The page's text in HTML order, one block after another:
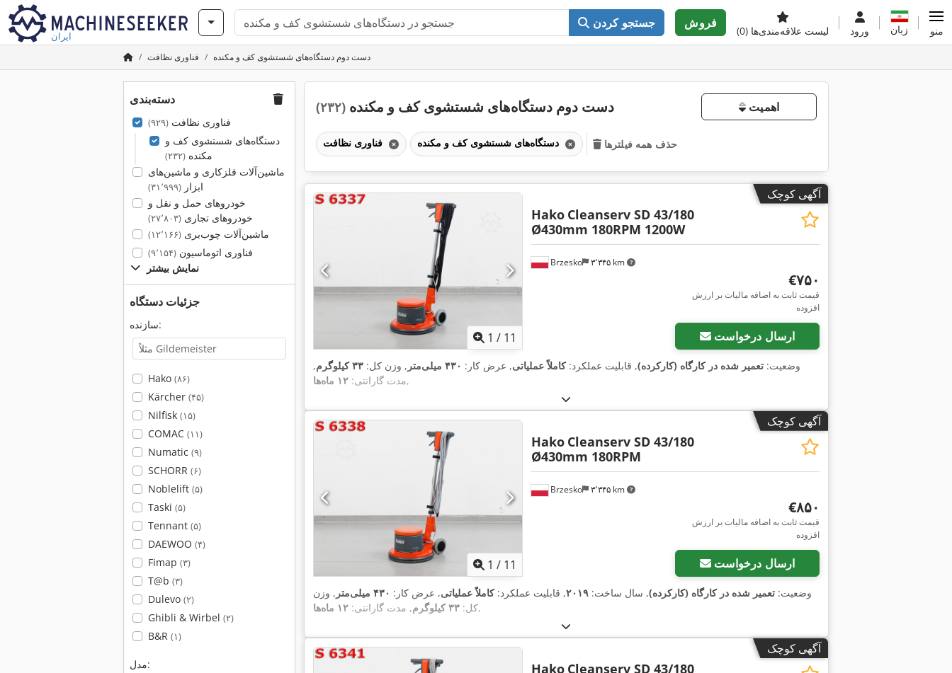
ایران
جستجو کردن فروش
لیست علاقه‌مندی‌ها (0) ورود زبان منو
فناوری نظافت دست دوم دستگاه‌های شستشوی کف و مکنده
دسته‌بندی
فناوری نظافت(۹۲۹)
دستگاه‌های شستشوی کف و
مکنده(۲۳۲)
ماشین‌آلات فلزکاری و ماشین‌های
ابزار(۳۱٬۹۹۹)
خودروهای حمل و نقل و
خودروهای تجاری(۲۷٬۸۰۳)
ماشین‌آلات چوب‌بری(۱۲٬۱۶۶)
فناوری اتوماسیون(۹٬۱۵۴)
نمایش بیشتر
جزئیات دستگاه
سازنده:
Hako (۸۶)
Kärcher (۴۵)
Nilfisk (۱۵)
COMAC (۱۱)
Numatic (۹)
SCHORR (۶)
Noblelift (۵)
Taski (۵)
Tennant (۵)
DAEWOO (۴)
Fimap (۳)
T@b (۳)
Dulevo (۲)
Ghibli & Wirbel (۲)
B&R (۱)
مدل:
دست دوم دستگاه‌های شستشوی کف و مکنده (۲۳۲) اهمیت
فناوری نظافت دستگاه‌های شستشوی کف و مکنده حذف همه فیلترها
آگهی کوچک
1 / 11
Brzesko ۳٬۳۴۵ km
Hako Cleanserv SD 43/180
Ø430mm 180RPM 1200W
‎€۷۵۰
قیمت ثابت به اضافه مالیات بر ارزش
افزوده
ارسال درخواست
وضعیت: تعمیر شده در کارگاه (کارکرده), قابلیت عملکرد:کاملاً عملیاتی, عرض کار: ۴۳۰ میلی‌متر , وزن کل: ۳۳ کیلوگرم
,
مدت گارانتی: ۱۲ ماه‌ها ,
آگهی کوچک
1 / 11
Brzesko ۳٬۳۴۵ km
Hako Cleanserv SD 43/180
Ø430mm 180RPM
‎€۸۵۰
قیمت ثابت به اضافه مالیات بر ارزش
افزوده
ارسال درخواست
وضعیت: تعمیر شده در کارگاه (کارکرده), سال ساخت: ۲۰۱۹, قابلیت عملکرد:کاملاً عملیاتی, عرض کار: ۴۳۰ میلی‌متر
, وزن
کل: ۳۳ کیلوگرم , مدت گارانتی: ۱۲ ماه‌ها ,
آگهی کوچک
Hako Cleanserv SD 43/180